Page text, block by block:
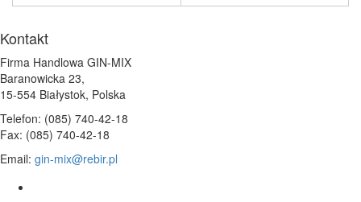
Kontakt
Firma Handlowa GIN-MIX
Baranowicka 23,
15-554 Białystok, Polska
Telefon: (085) 740-42-18
Fax: (085) 740-42-18
Email: gin-mix@rebir.pl